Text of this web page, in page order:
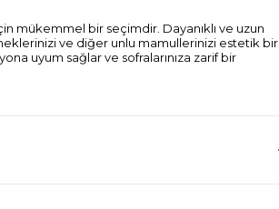
mükemmel bir seçimdir. Dayanıklı ve uzun
ve diğer unlu mamullerinizi estetik bir
uyum sağlar ve sofralarınıza zarif bir